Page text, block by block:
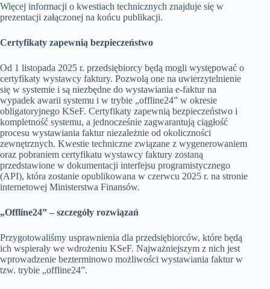
Więcej informacji o kwestiach technicznych znajduje się w
prezentacji załączonej na końcu publikacji.
Certyfikaty zapewnią bezpieczeństwo
Od 1 listopada 2025 r. przedsiębiorcy będą mogli występować o
certyfikaty wystawcy faktury. Pozwolą one na uwierzytelnienie
się w systemie i są niezbędne do wystawiania e-faktur na
wypadek awarii systemu i w trybie „offline24” w okresie
obligatoryjnego KSeF. Certyfikaty zapewnią bezpieczeństwo i
kompletność systemu, a jednocześnie zagwarantują ciągłość
procesu wystawiania faktur niezależnie od okoliczności
zewnętrznych. Kwestie techniczne związane z wygenerowaniem
oraz pobraniem certyfikatu wystawcy faktury zostaną
przedstawione w dokumentacji interfejsu programistycznego
(API), która zostanie opublikowana w czerwcu 2025 r. na stronie
internetowej Ministerstwa Finansów.
„Offline24” – szczegóły rozwiązań
Przygotowaliśmy usprawnienia dla przedsiębiorców, które będą
ich wspierały we wdrożeniu KSeF. Najważniejszym z nich jest
wprowadzenie bezterminowo możliwości wystawiania faktur w
tzw. trybie „offline24”.